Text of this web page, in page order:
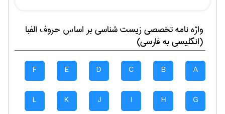
واژه نامه تخصصیزيست شناسیبر اساس حروف الفبا
(انگلیسی به فارسی)
A
B
C
D
E
F
G
H
I
J
K
L